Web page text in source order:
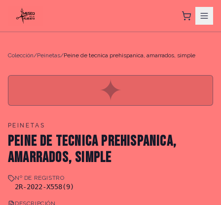
Colección/Peinetas/Peine de tecnica prehispanica, amarrados, simple
✦
PEINETAS
PEINE DE TECNICA PREHISPANICA,
AMARRADOS, SIMPLE
Nº DE REGISTRO
2R-2022-X558(9)
DESCRIPCIÓN